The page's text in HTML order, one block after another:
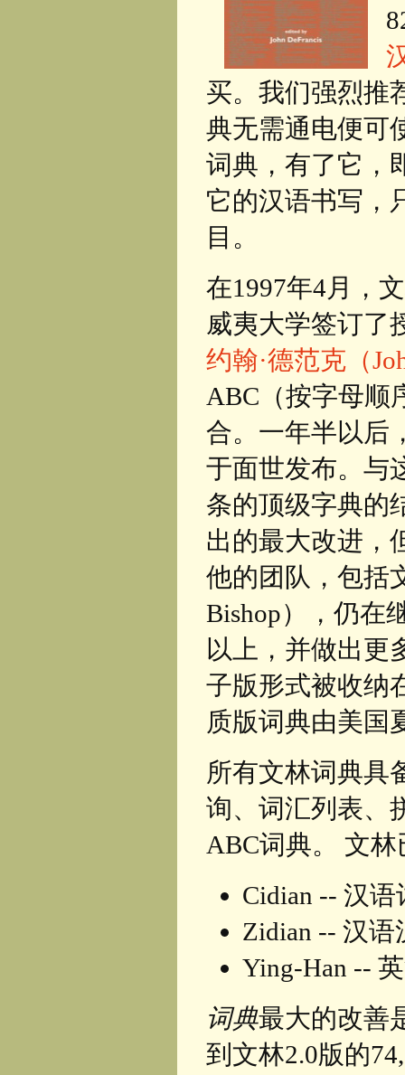
买。我们强烈推
典无需通电便可
词典，有了它，
它的汉语书写，
目。
在1997年4月，
威夷大学签订了
约翰·德范克（
ABC（按字母顺
合。一年半以后
于面世发布。与
条的顶级字典的
出的最大改进，
他的团队，包括
Bishop），仍在
以上，并做出更
子版形式被收纳
质版词典由美国
所有文林词典具
询、词汇列表、
ABC词典。 文
Cidian -- 汉
Zidian -- 汉语
Ying-Han --
词典最大的改善
到文林2.0版的